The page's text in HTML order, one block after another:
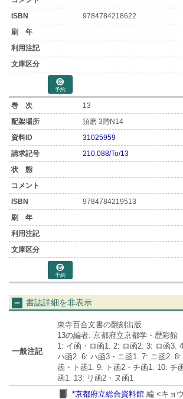
9784784218622
予約
13
須磨 3階N14
31025959
210.088/To/13
9784784219513
予約
書誌詳細を非表示
一般注記
東寺百合文書の翻刻出版
13の編者: 京都府立京都学・歴彩館
1: イ函・ロ函1. 2: ロ函2. 3: ロ函3.
ハ函2. 6: ハ函3・ニ函1. 7: ニ函2.
函・ト函1. 9: ト函2・チ函1. 10: チ
函1. 13: リ函2・ヌ函1
*京都府立総合資料館 編 <キョ